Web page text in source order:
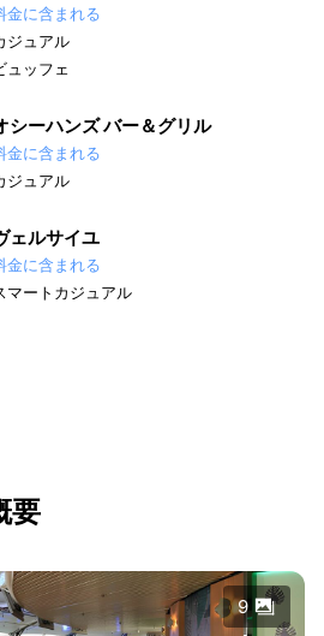
金に含まれる
ジュアル
ュッフェ
シーハンズ バー＆グリル
金に含まれる
ジュアル
ェルサイユ
金に含まれる
マートカジュアル
要
9